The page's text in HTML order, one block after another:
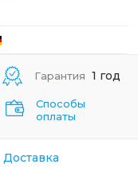
Гарантия 1 год
Способы
оплаты
Доставка